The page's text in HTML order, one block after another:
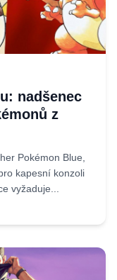
nadšenec
z
Pokémon Blue,
kapesní konzoli
vyžaduje...